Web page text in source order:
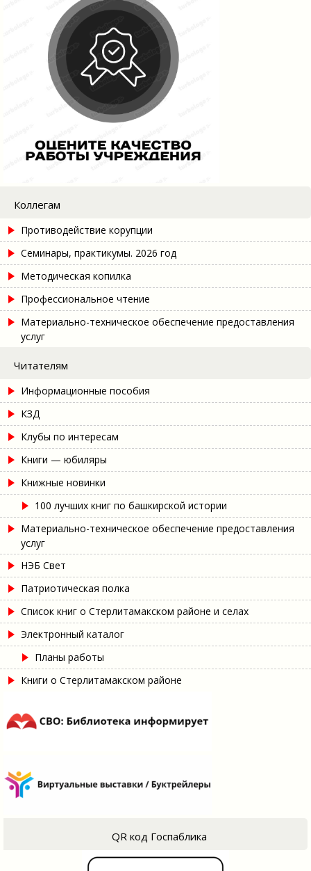
Коллегам
Противодействие корупции
Семинары, практикумы. 2026 год
Методическая копилка
Профессиональное чтение
Материально-техническое обеспечение предоставления
услуг
Читателям
Информационные пособия
КЗД
Клубы по интересам
Книги — юбиляры
Книжные новинки
100 лучших книг по башкирской истории
Материально-техническое обеспечение предоставления
услуг
НЭБ Свет
Патриотическая полка
Список книг о Стерлитамакском районе и селах
Электронный каталог
Планы работы
Книги о Стерлитамакском районе
QR код Госпаблика